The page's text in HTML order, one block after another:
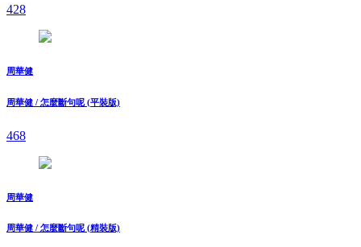
428
周華健
周華健 / 怎麼斷句呢 (平裝版)
468
周華健
周華健 / 怎麼斷句呢 (精裝版)